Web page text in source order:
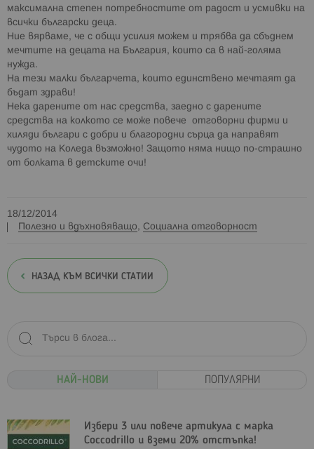
максимална степен потребностите от радост и усмивки на
всички български деца.
Ние вярваме, че с общи усилия можем и трябва да сбъднем
мечтите на децата на България, които са в най-голяма
нужда.
На тези малки българчета, които единствено мечтаят да
бъдат здрави!
Нека дарените от нас средства, заедно с дарените
средства на колкото се може повече отговорни фирми и
хиляди българи с добри и благородни сърца да направят
чудото на Коледа възможно! Защото няма нищо по-страшно
от болката в детските очи!
18/12/2014
Полезно и вдъхновяващо, Социална отговорност
НАЗАД КЪМ ВСИЧКИ СТАТИИ
НАЙ-НОВИ
Избери 3 или повече артикула с марка
Coccodrillo и вземи 20% отстъпка!
ПОПУЛЯРНИ